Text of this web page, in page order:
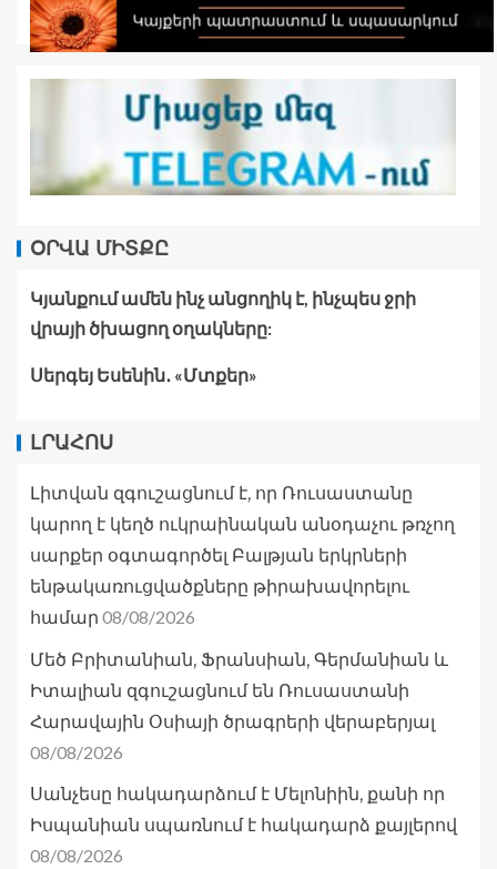
ՕՐՎԱ ՄԻՏՔԸ
Կյանքում ամեն ինչ անցողիկ է, ինչպես ջրի
վրայի ծխացող օղակները:
Սերգեյ Եսենին․ «Մտքեր»
ԼՐԱՀՈՍ
Լիտվան զգուշացնում է, որ Ռուսաստանը
կարող է կեղծ ուկրաինական անօդաչու թռչող
սարքեր օգտագործել Բալթյան երկրների
ենթակառուցվածքները թիրախավորելու
համար 08/08/2026
Մեծ Բրիտանիան, Ֆրանսիան, Գերմանիան և
Իտալիան զգուշացնում են Ռուսաստանի
Հարավային Օսիայի ծրագրերի վերաբերյալ
08/08/2026
Սանչեսը հակադարձում է Մելոնիին, քանի որ
Իսպանիան սպառնում է հակադարձ քայլերով
08/08/2026